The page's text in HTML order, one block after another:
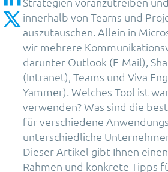
innerhalb von Teams und
auszutauschen. Allein in
wir mehrere
darunter Outlook (E-Mail),
(Intranet), Teams und Viva
Yammer). Welches Tool ist
verwenden? Was sind die
für verschiedene
unterschiedliche
Dieser Artikel gibt Ihnen
Rahmen und konkrete Tipps